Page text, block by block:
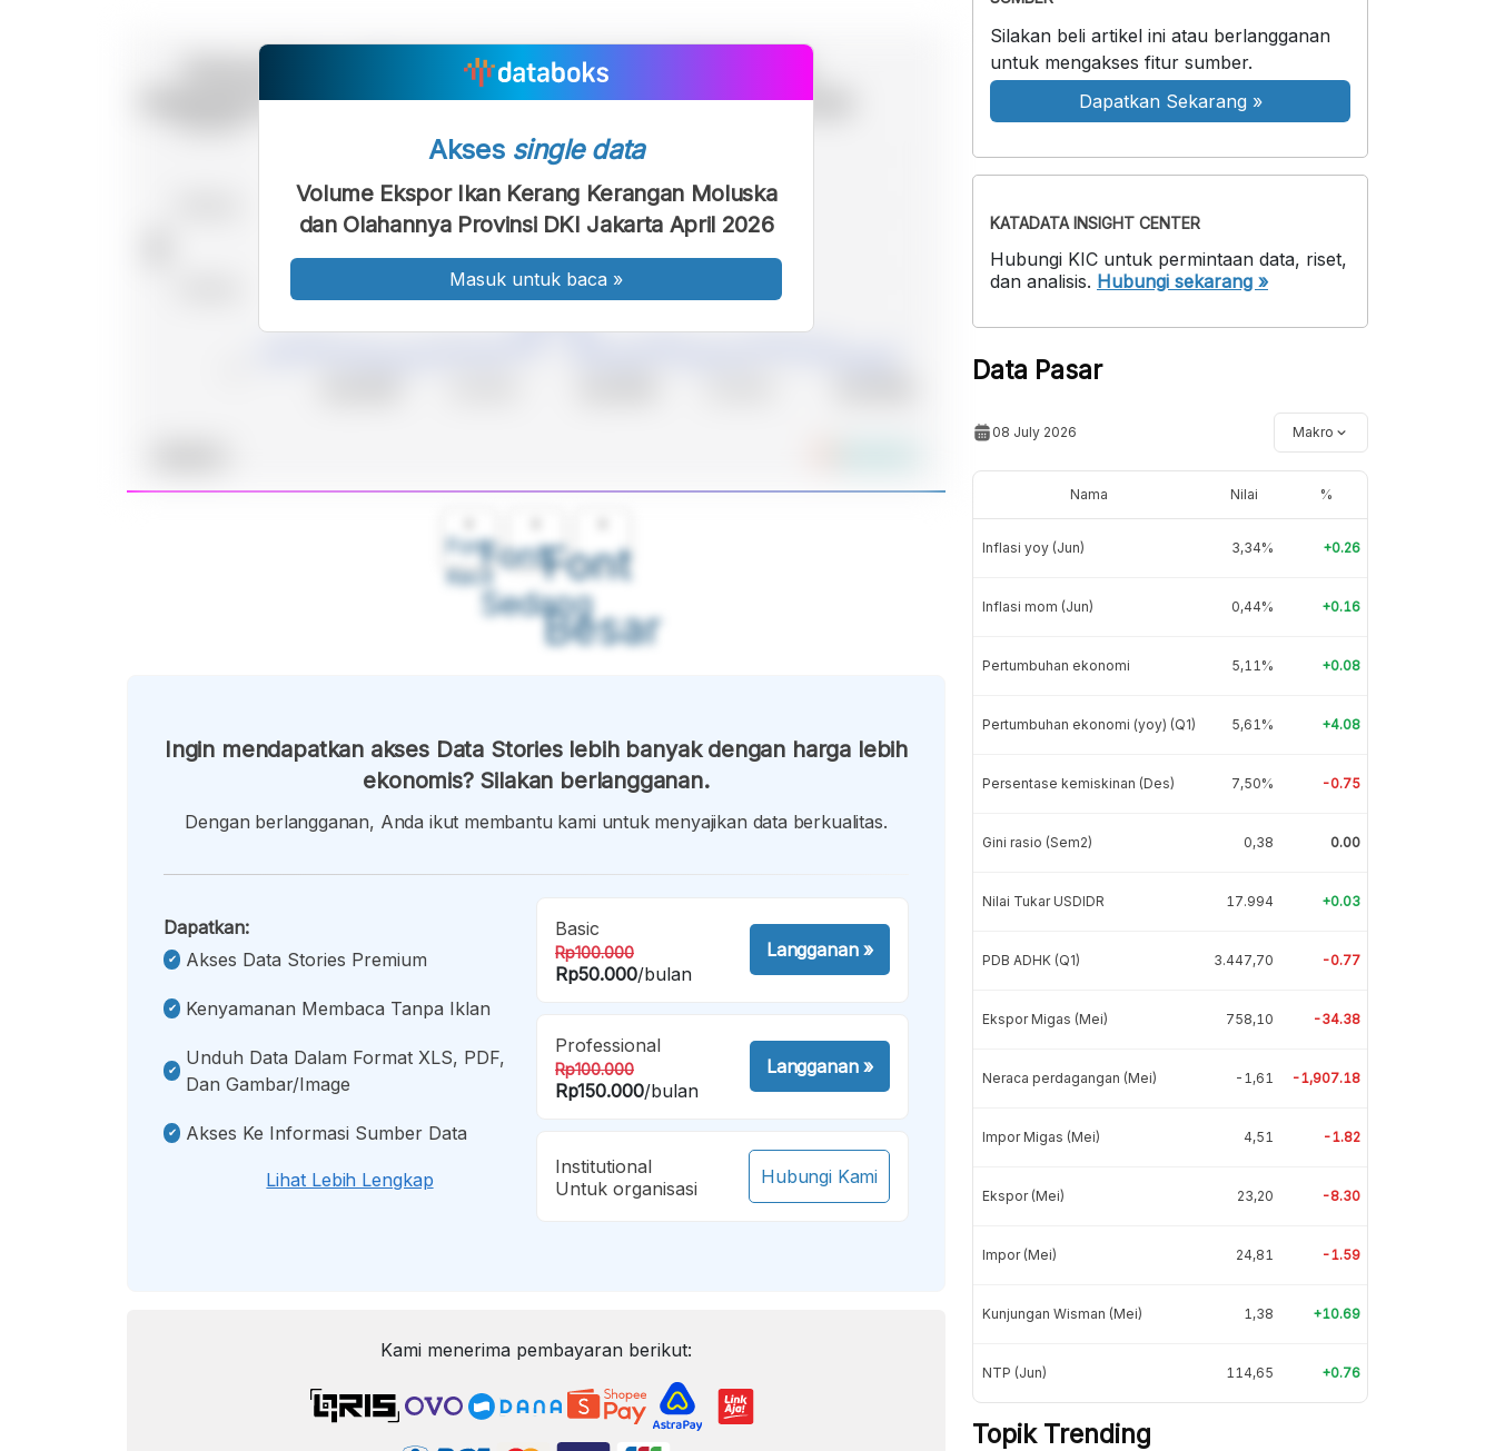
Font
Kecil
Font
Sedang
Font
Besar
Akses single data
Volume Ekspor Ikan Kerang Kerangan Moluska
dan Olahannya Provinsi DKI Jakarta April 2026
Masuk untuk baca »
Ingin mendapatkan akses Data Stories lebih banyak dengan harga lebih
ekonomis? Silakan berlangganan.
Dengan berlangganan, Anda ikut membantu kami untuk menyajikan data berkualitas.
Dapatkan:
Akses Data Stories Premium
Kenyamanan Membaca Tanpa Iklan
Unduh Data Dalam Format XLS, PDF,
Dan Gambar/image
Akses Ke Informasi Sumber Data
Lihat Lebih Lengkap
Basic
Rp100.000
Rp50.000/bulan
Langganan»
Professional
Rp100.000
Rp150.000/bulan
Langganan»
Institutional
Untuk organisasi
Hubungi Kami
Kami menerima pembayaran berikut:
Silakan beli artikel ini atau berlangganan
untuk mengakses fitur sumber.
Dapatkan Sekarang »
KATADATA INSIGHT CENTER
Hubungi KIC untuk permintaan data, riset,
dan analisis. Hubungi sekarang »
Data Pasar
08 July 2026 Makro
Nama Nilai %
Inflasi yoy (Jun) 3,34% +0.26
Inflasi mom (Jun) 0,44% +0.16
Pertumbuhan ekonomi 5,11% +0.08
Pertumbuhan ekonomi (yoy) (Q1) 5,61% +4.08
Persentase kemiskinan (Des) 7,50% -0.75
Gini rasio (Sem2) 0,38 0.00
Nilai Tukar USDIDR 17.994 +0.03
PDB ADHK (Q1) 3.447,70 -0.77
Ekspor Migas (Mei) 758,10 -34.38
Neraca perdagangan (Mei) -1,61 -1,907.18
Impor Migas (Mei) 4,51 -1.82
Ekspor (Mei) 23,20 -8.30
Impor (Mei) 24,81 -1.59
Kunjungan Wisman (Mei) 1,38 +10.69
NTP (Jun) 114,65 +0.76
Topik Trending